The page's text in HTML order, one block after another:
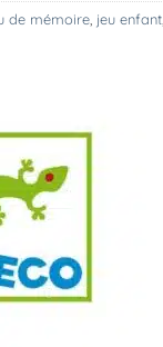
de mémoire jeu enfant